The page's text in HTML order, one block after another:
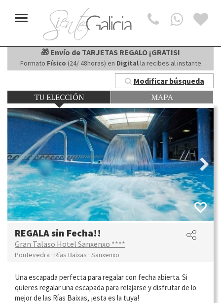
Toggle
navigation
🎁 Envío de TARJETAS REGALO ¡GRATIS!
Formato Físico (24/ 48horas) en Digitalla recibes al instante
Modificar búsqueda
TU ELECCIÓN MAPA
Next
REGALA sin Fecha!!
Gran Talaso Hotel Sanxenxo ****
Pontevedra · Rías Baixas · Sanxenxo
Una escapada perfecta para regalar con fecha abierta. Si
quieres regalar una escapada para relajarse y disfrutar de lo
mejor de las Rías Baixas, ¡esta es la tuya!